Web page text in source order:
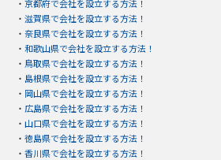
・ 京都府で会社を設立する方法！
・ 滋賀県で会社を設立する方法！
・ 奈良県で会社を設立する方法！
・ 和歌山県で会社を設立する方法！
・ 鳥取県で会社を設立する方法！
・ 島根県で会社を設立する方法！
・ 岡山県で会社を設立する方法！
・ 広島県で会社を設立する方法！
・ 山口県で会社を設立する方法！
・ 徳島県で会社を設立する方法！
・ 香川県で会社を設立する方法！